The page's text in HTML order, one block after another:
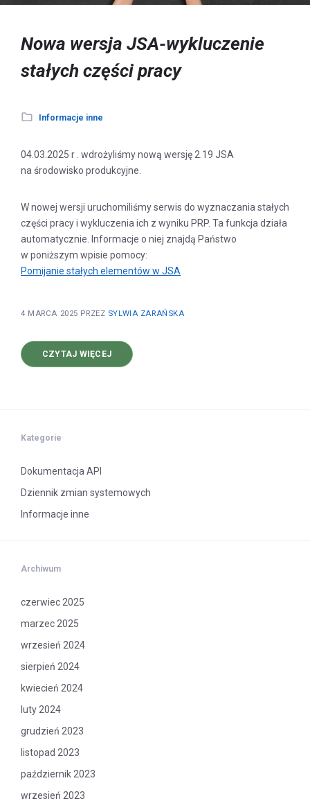
Nowa wersja JSA-wykluczenie
stałych części pracy
Informacje inne
04.03.2025 r . wdrożyliśmy nową wersję 2.19 JSA
na środowisko produkcyjne.
W nowej wersji uruchomiliśmy serwis do wyznaczania stałych
części pracy i wykluczenia ich z wyniku PRP. Ta funkcja działa
automatycznie. Informacje o niej znajdą Państwo
w poniższym wpisie pomocy:
Pomijanie stałych elementów w JSA
4 MARCA 2025 PRZEZ SYLWIA ZARAŃSKA
CZYTAJ WIĘCEJO
NOWA
WERSJA
Kategorie
Dokumentacja API
Dziennik zmian systemowych
Informacje inne
Archiwum
czerwiec 2025
marzec 2025
wrzesień 2024
sierpień 2024
kwiecień 2024
luty 2024
grudzień 2023
listopad 2023
październik 2023
wrzesień 2023